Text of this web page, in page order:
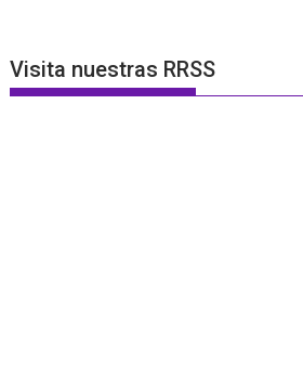
Visita nuestras RRSS